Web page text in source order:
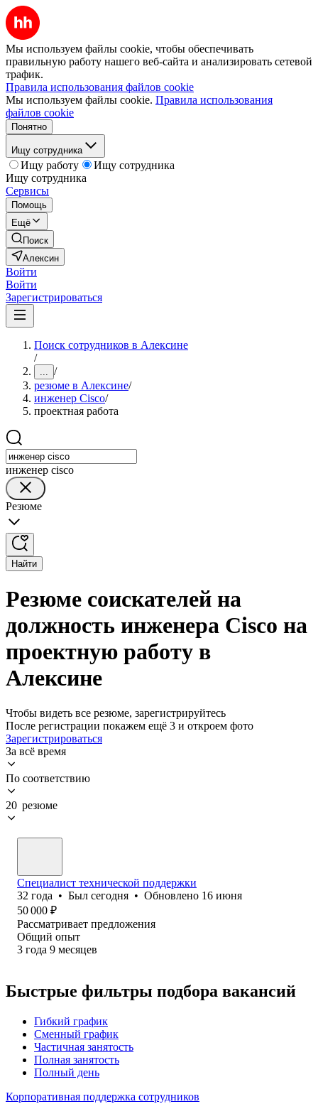
Мы используем файлы cookie, чтобы обеспечивать
правильную работу нашего веб-сайта и анализировать сетевой
трафик.
Правила использования файлов cookie
Мы используем файлы cookie. Правила использования
файлов cookie
Понятно
Ищу сотрудника
Ищу работу
Ищу сотрудника
Ищу сотрудника
Сервисы
Помощь
Ещё
Поиск
Алексин
Войти
Войти
Зарегистрироваться
Поиск сотрудников в Алексине
/
... /
резюме в Алексине/
инженер Cisco/
проектная работа
инженер cisco
Резюме
Найти
Резюме соискателей на
должность инженера Cisco на
проектную работу в
Алексине
Чтобы видеть все резюме, зарегистрируйтесь
После регистрации покажем ещё 3 и откроем фото
Зарегистрироваться
За всё время
По соответствию
20 резюме
Специалист технической поддержки
32 года • Был сегодня • Обновлено 16 июня
50 000 ₽
Рассматривает предложения
Общий опыт
3 года 9 месяцев
Быстрые фильтры подбора вакансий
Гибкий график
Сменный график
Частичная занятость
Полная занятость
Полный день
Корпоративная поддержка сотрудников